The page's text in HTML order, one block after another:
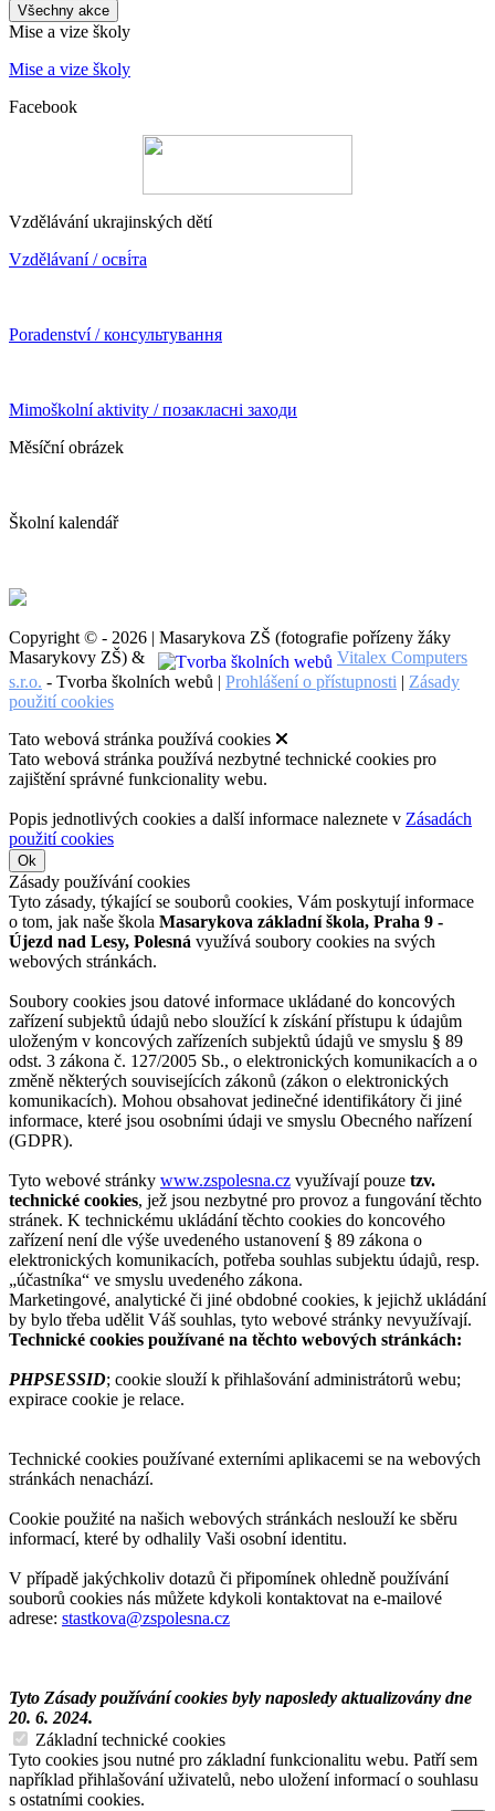
Všechny akce
Mise a vize školy
Mise a vize školy
Facebook
Vzdělávání ukrajinských dětí
Vzdělávaní / осві́та
Poradenství / консультування
Mimoškolní aktivity / позакласні заходи
Měsíční obrázek
Školní kalendář
Copyright © - 2026 | Masarykova ZŠ (fotografie pořízeny žáky
Masarykovy ZŠ) &
Vitalex Computers
s.r.o. - Tvorba školních webů | Prohlášení o přístupnosti | Zásady
použití cookies
Tato webová stránka používá cookies
Tato webová stránka používá nezbytné technické cookies pro
zajištění správné funkcionality webu.
Popis jednotlivých cookies a další informace naleznete v Zásadách
použití cookies
Ok
Zásady používání cookies
Tyto zásady, týkající se souborů cookies, Vám poskytují informace
o tom, jak naše škola Masarykova základní škola, Praha 9 -
Újezd nad Lesy, Polesná využívá soubory cookies na svých
webových stránkách.
Soubory cookies jsou datové informace ukládané do koncových
zařízení subjektů údajů nebo sloužící k získání přístupu k údajům
uloženým v koncových zařízeních subjektů údajů ve smyslu § 89
odst. 3 zákona č. 127/2005 Sb., o elektronických komunikacích a o
změně některých souvisejících zákonů (zákon o elektronických
komunikacích). Mohou obsahovat jedinečné identifikátory či jiné
informace, které jsou osobními údaji ve smyslu Obecného nařízení
(GDPR).
Tyto webové stránky www.zspolesna.cz využívají pouze tzv.
technické cookies, jež jsou nezbytné pro provoz a fungování těchto
stránek. K technickému ukládání těchto cookies do koncového
zařízení není dle výše uvedeného ustanovení § 89 zákona o
elektronických komunikacích, potřeba souhlas subjektu údajů, resp.
„účastníka“ ve smyslu uvedeného zákona.
Marketingové, analytické či jiné obdobné cookies, k jejichž ukládání
by bylo třeba udělit Váš souhlas, tyto webové stránky nevyužívají.
Technické cookies používané na těchto webových stránkách:
PHPSESSID; cookie slouží k přihlašování administrátorů webu;
expirace cookie je relace.
Technické cookies používané externími aplikacemi se na webových
stránkách nenachází.
Cookie použité na našich webových stránkách neslouží ke sběru
informací, které by odhalily Vaši osobní identitu.
V případě jakýchkoliv dotazů či připomínek ohledně používání
souborů cookies nás můžete kdykoli kontaktovat na e-mailové
adrese: stastkova@zspolesna.cz
Tyto Zásady používání cookies byly naposledy aktualizovány dne
20. 6. 2024.
Základní technické cookies
Tyto cookies jsou nutné pro základní funkcionalitu webu. Patří sem
například přihlašování uživatelů, nebo uložení informací o souhlasu
s ostatními cookies.